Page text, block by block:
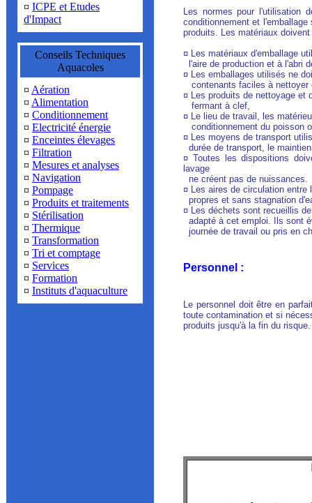
¤ ICPE et Etudes
d'Impact
Conseils Techniques
Aquacoles
¤ Aération
¤ Alimentation
¤ Conditionnement
¤ Electricité énergie
¤ Enceintes élevages
¤ Filtration
¤ Mesures et analyses
¤ Navigation
¤ Pompage
¤ Produits et traitements
¤ Stérilisation
¤ Thermique
¤ Transformation
¤ Tri et comptage
¤ Services
¤ Formation
¤ Instituts d'aquaculture
Les normes pour l'utilisation
conditionnement et
produits. Les matériaux
¤ Les matériaux d'emballage
l'aire de production et à l'abri
¤ Les emballages utilisés ne
contenants faciles à nettoyer
¤ Les produits de nettoyage et
fermant à clef,
¤ Le lieu de travail, les
conditionnement du poisson
¤ Les moyens de transport
durée de transport, le
¤ Toutes les dispositions
lavage
ne créent pas de nuissances.
¤ Les aires de circulation
propres et sans stagnation
¤ Les déchets sont recueillis
adapté à cet emploi. Ils sont
journée de travail ou pris en
Personnel :
Le personnel doit être en
toute contamination et si
produits jusqu'à la fin du risque.